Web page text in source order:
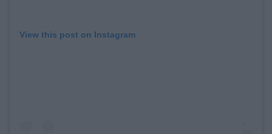
View this post on Instagram